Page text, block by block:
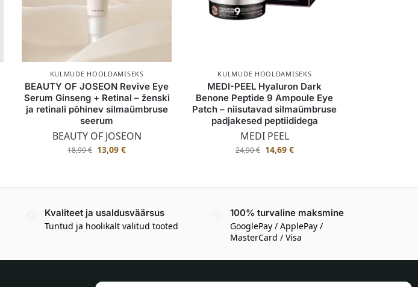
KULMUDE HOOLDAMISEKS
BEAUTY OF JOSEON Revive Eye
Serum Ginseng + Retinal – ženski
ja retinali põhinev silmaümbruse
seerum
BEAUTY OF JOSEON
18,99€ 13,09€
KULMUDE HOOLDAMISEKS
MEDI-PEEL Hyaluron Dark
Benone Peptide 9 Ampoule Eye
Patch – niisutavad silmaümbruse
padjakesed peptiididega
MEDI PEEL
24,90€ 14,69 €
Kvaliteet ja usaldusväärsus
Tuntud ja hoolikalt valitud tooted
100% turvaline maksmine
GooglePay / ApplePay /
MasterCard / Visa